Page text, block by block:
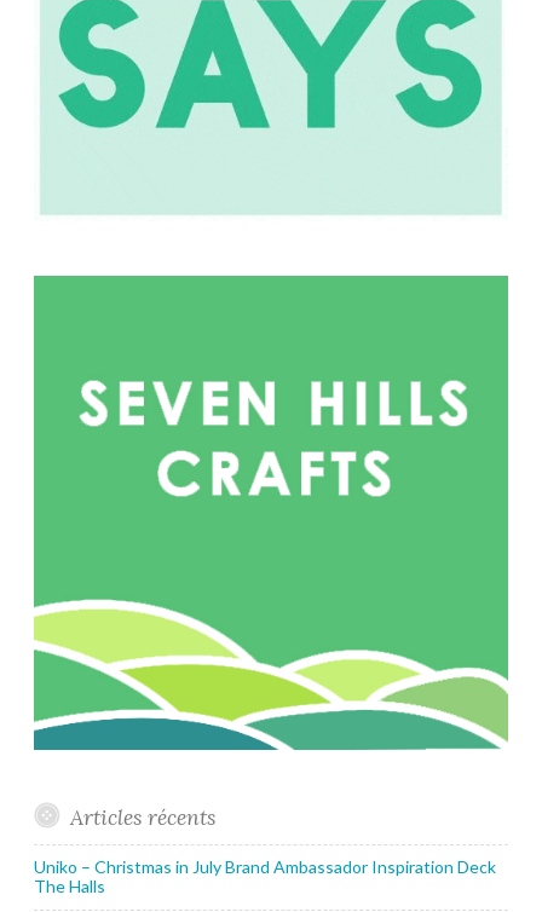
Articles récents
Uniko – Christmas in July Brand Ambassador Inspiration Deck
The Halls